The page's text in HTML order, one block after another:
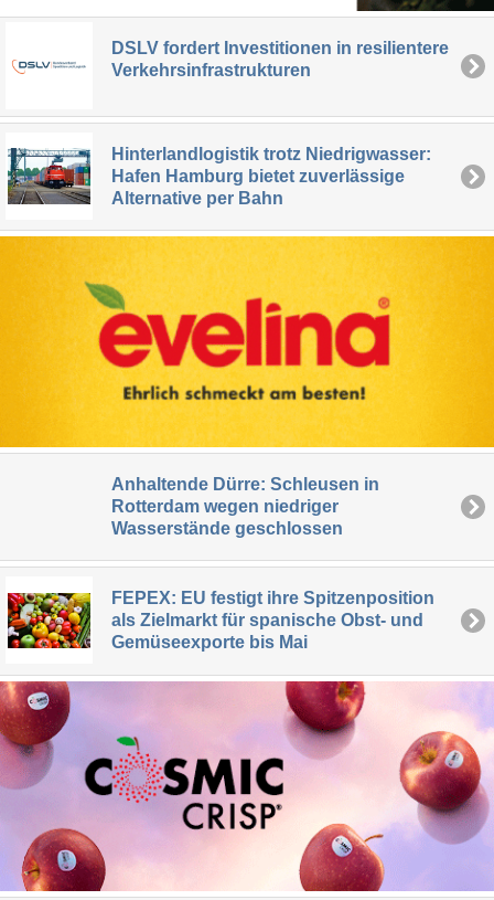
DSLV fordert Investitionen in resilientere
Verkehrsinfrastrukturen
Hinterlandlogistik trotz Niedrigwasser:
Hafen Hamburg bietet zuverlässige
Alternative per Bahn
Anhaltende Dürre: Schleusen in
Rotterdam wegen niedriger
Wasserstände geschlossen
FEPEX: EU festigt ihre Spitzenposition
als Zielmarkt für spanische Obst- und
Gemüseexporte bis Mai